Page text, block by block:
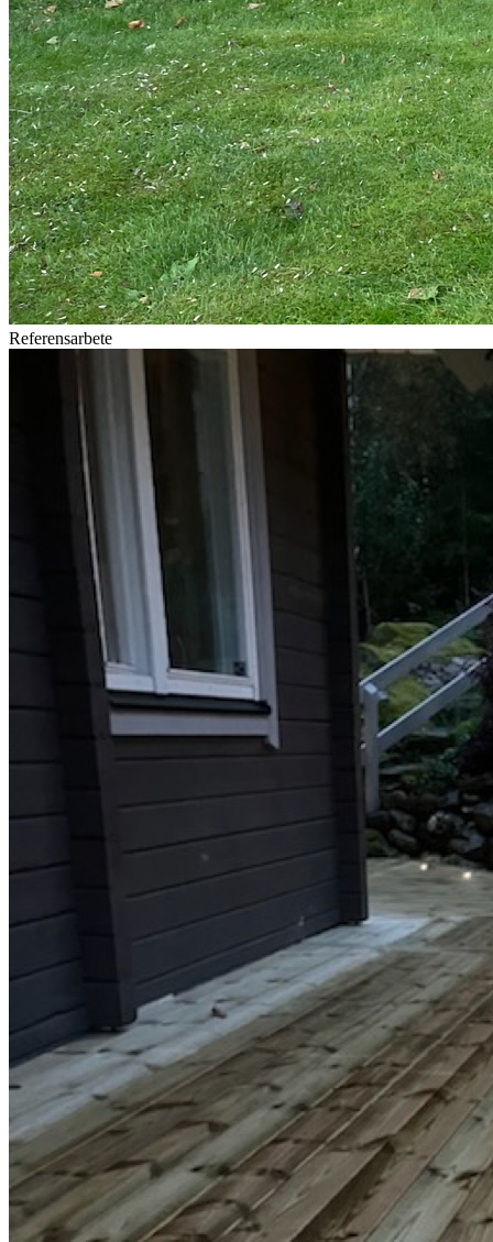
Referensarbete